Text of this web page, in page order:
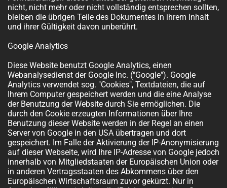
nicht, nicht mehr oder nicht vollständig entsprechen sollten,
bleiben die übrigen Teile des Dokumentes in ihrem Inhalt
und ihrer Gültigkeit davon unberührt.
Google Analytics
Diese Website benutzt Google Analytics, einen
Webanalysedienst der Google Inc. ("Google"). Google
Analytics verwendet sog. "Cookies", Textdateien, die auf
Ihrem Computer gespeichert werden und die eine Analyse
der Benutzung der Website durch Sie ermöglichen. Die
durch den Cookie erzeugten Informationen über Ihre
Benutzung dieser Website werden in der Regel an einen
Server von Google in den USA übertragen und dort
gespeichert. Im Falle der Aktivierung der IP-Anonymisierung
auf dieser Webseite, wird Ihre IP-Adresse von Google jedoch
innerhalb von Mitgliedstaaten der Europäischen Union oder
in anderen Vertragsstaaten des Abkommens über den
Europäischen Wirtschaftsraum zuvor gekürzt. Nur in